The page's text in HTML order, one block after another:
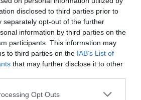
disclosed to third parties prior to
separately opt-out of the further
information by third parties on the
participants. This information may
to third parties on the IAB’s List of
that may further disclose it to other
app uses one or more Google
Opt Outs